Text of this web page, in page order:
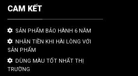
CAM KẾT
SẢN PHẨM BẢO HÀNH 6 NĂM
NHẬN TIỀN KHI HÀI LÒNG VỚI
SẢN PHẨM
DÙNG MÀU TỐT NHẤT THỊ
TRƯỜNG